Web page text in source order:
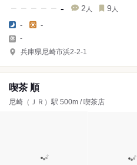
- 2 人 9 人
- -
-
兵庫県尼崎市浜2-2-1
喫茶 順
尼崎（ＪＲ）駅 500m / 喫茶店